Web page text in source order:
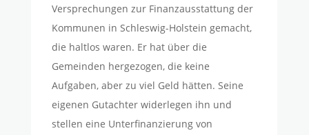
Versprechungen zur Finanzausstattung der
Kommunen in Schleswig-Holstein gemacht,
die haltlos waren. Er hat über die
Gemeinden hergezogen, die keine
Aufgaben, aber zu viel Geld hätten. Seine
eigenen Gutachter widerlegen ihn und
stellen eine Unterfinanzierung von